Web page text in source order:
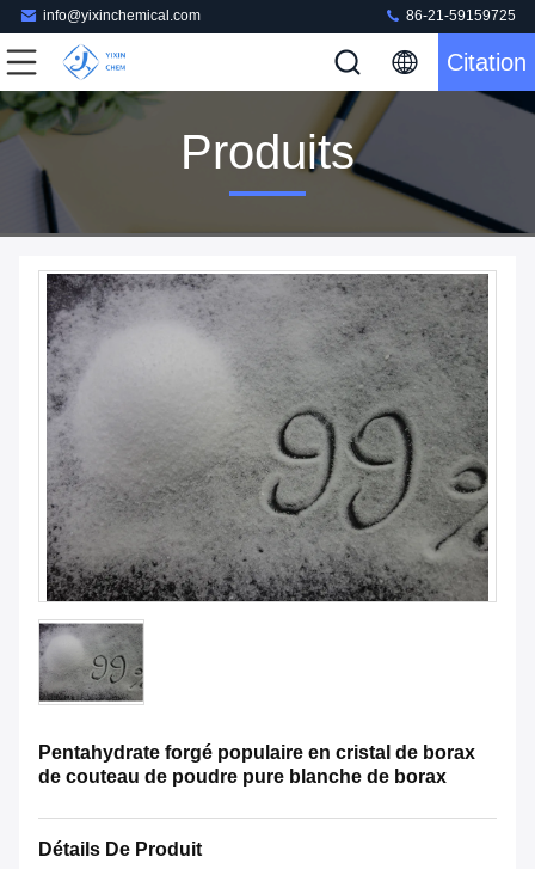
info@yixinchemical.com 86-21-59159725
Citation
Produits
Pentahydrate forgé populaire en cristal de borax
de couteau de poudre pure blanche de borax
Détails De Produit